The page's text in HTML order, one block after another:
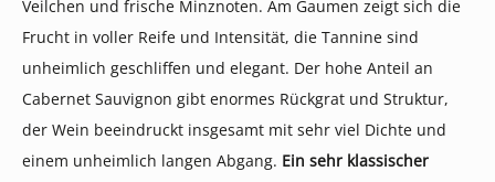
Veilchen und frische Minznoten. Am Gaumen zeigt sich die
Frucht in voller Reife und Intensität, die Tannine sind
unheimlich geschliffen und elegant. Der hohe Anteil an
Cabernet Sauvignon gibt enormes Rückgrat und Struktur,
der Wein beeindruckt insgesamt mit sehr viel Dichte und
einem unheimlich langen Abgang. Ein sehr klassischer